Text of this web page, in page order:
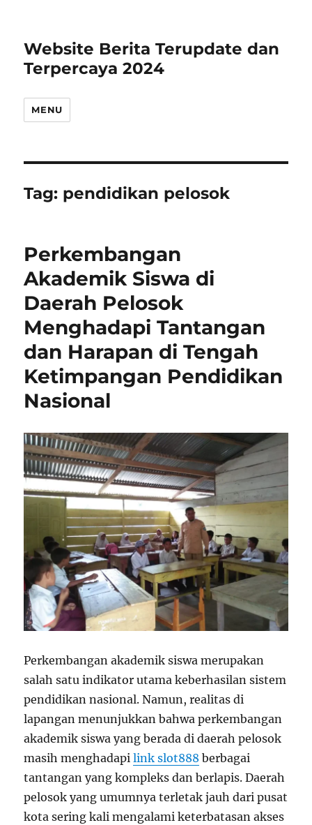
Website Berita Terupdate dan
Terpercaya 2024
MENU
Tag: pendidikan pelosok
Perkembangan
Akademik Siswa di
Daerah Pelosok
Menghadapi Tantangan
dan Harapan di Tengah
Ketimpangan Pendidikan
Nasional
Perkembangan akademik siswa merupakan
salah satu indikator utama keberhasilan sistem
pendidikan nasional. Namun, realitas di
lapangan menunjukkan bahwa perkembangan
akademik siswa yang berada di daerah pelosok
masih menghadapilink slot888 berbagai
tantangan yang kompleks dan berlapis. Daerah
pelosok yang umumnya terletak jauh dari pusat
kota sering kali mengalami keterbatasan akses